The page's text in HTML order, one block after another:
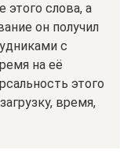
слова, а
он получил
с
на её
этого
время,